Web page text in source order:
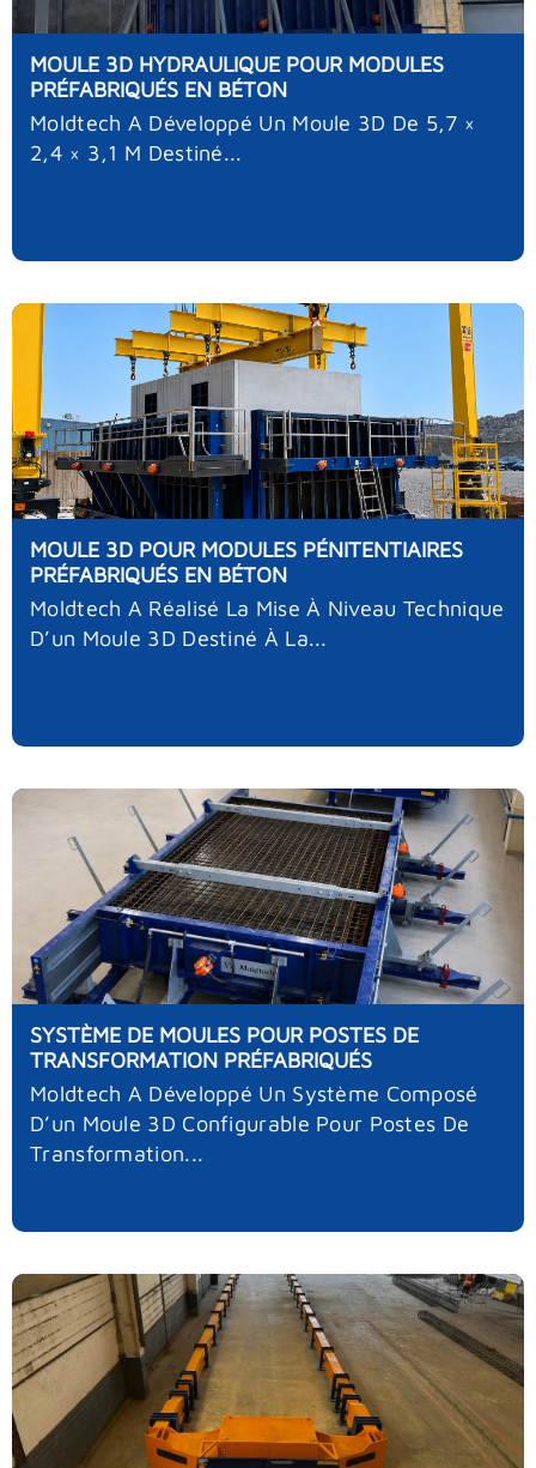
MOULE 3D HYDRAULIQUE POUR MODULES
PRÉFABRIQUÉS EN BÉTON
Moldtech A Développé Un Moule 3D De 5,7 ×
2,4 × 3,1 M Destiné...
MOULE 3D POUR MODULES PÉNITENTIAIRES
PRÉFABRIQUÉS EN BÉTON
Moldtech A Réalisé La Mise À Niveau Technique
D’un Moule 3D Destiné À La...
SYSTÈME DE MOULES POUR POSTES DE
TRANSFORMATION PRÉFABRIQUÉS
Moldtech A Développé Un Système Composé
D’un Moule 3D Configurable Pour Postes De
Transformation...